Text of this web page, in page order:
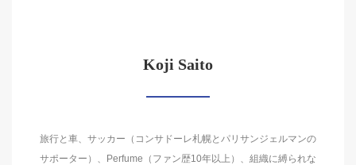
Koji Saito
旅行と車、サッカー（コンサドーレ札幌とパリサンジェルマンの
サポーター）、Perfume（ファン歴10年以上）、組織に縛られな